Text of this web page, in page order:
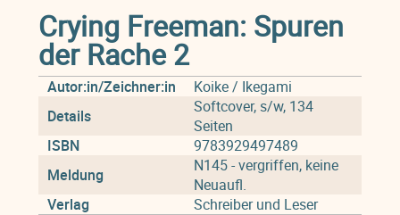
Crying Freeman: Spuren
der Rache 2
Autor:in/Zeichner:in
Koike / Ikegami
Details
Softcover, s/w, 134
Seiten
ISBN
9783929497489
Meldung
N145 - vergriffen, keine
Neuaufl.
Verlag
Schreiber und Leser